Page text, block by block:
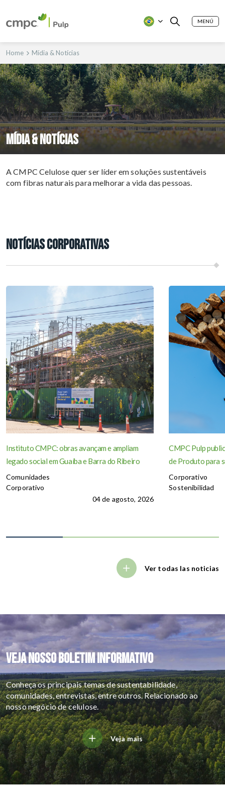
MENÚ
Home Mídia & Notícias
Mídia & Notícias
A CMPC Celulose quer ser líder em soluções sustentáveis
com fibras naturais para melhorar a vida das pessoas.
Notícias corporativas
Instituto CMPC: obras avançam e ampliam
legado social em Guaíba e Barra do Ribeiro
Comunidades
Corporativo
04 de agosto, 2026
CMPC Pulp
de Produto para
Corporativo
Sostenibilidad
Ver todas las noticias
Veja nosso boletim informativo
Conheça os principais temas de sustentabilidade,
comunidades, entrevistas, entre outros. Relacionado ao
nosso negócio de celulose.
Veja mais